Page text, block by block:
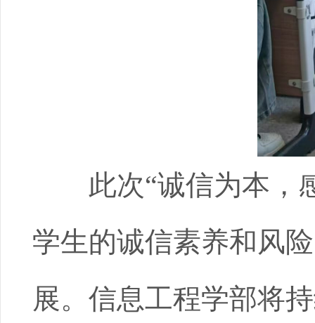
此次“诚信为本，
学生的诚信素养和风
展。信息工程学部将